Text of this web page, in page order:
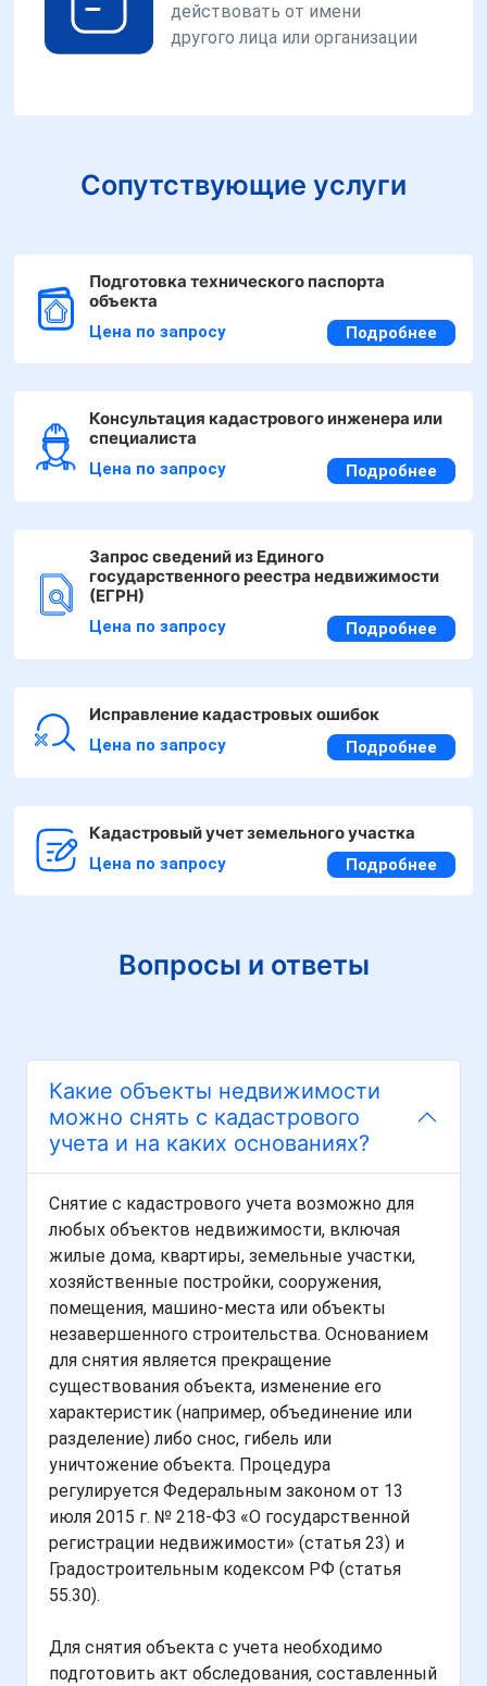
действовать от имени
другого лица или организации
Сопутствующие услуги
Подготовка технического паспорта
объекта
Цена по запросу Подробнее
Консультация кадастрового инженера или
специалиста
Цена по запросу Подробнее
Запрос сведений из Единого
государственного реестра недвижимости
(ЕГРН)
Цена по запросу Подробнее
Исправление кадастровых ошибок
Цена по запросу Подробнее
Кадастровый учет земельного участка
Цена по запросу Подробнее
Вопросы и ответы
Какие объекты недвижимости
можно снять с кадастрового
учета и на каких основаниях?
Снятие с кадастрового учета возможно для
любых объектов недвижимости, включая
жилые дома, квартиры, земельные участки,
хозяйственные постройки, сооружения,
помещения, машино-места или объекты
незавершенного строительства. Основанием
для снятия является прекращение
существования объекта, изменение его
характеристик (например, объединение или
разделение) либо снос, гибель или
уничтожение объекта. Процедура
регулируется Федеральным законом от 13
июля 2015 г. № 218-ФЗ «О государственной
регистрации недвижимости» (статья 23) и
Градостроительным кодексом РФ (статья
55.30).
Для снятия объекта с учета необходимо
подготовить акт обследования, составленный